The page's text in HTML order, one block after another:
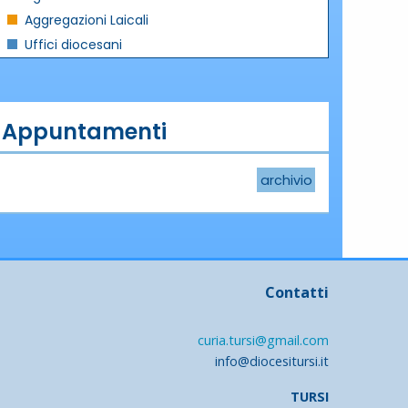
Aggregazioni Laicali
Uffici diocesani
Appuntamenti
archivio
Contatti
curia.tursi@gmail.com
info@diocesitursi.it
TURSI